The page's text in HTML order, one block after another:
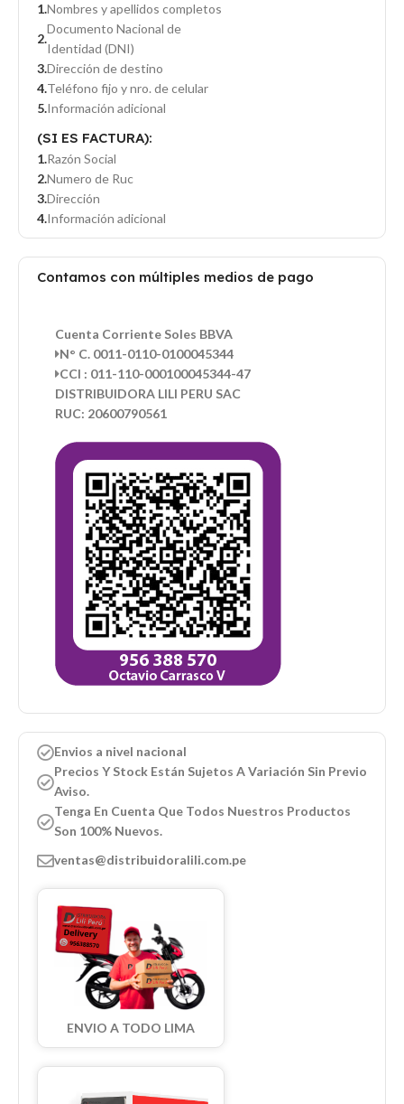
Nombres y apellidos completos
Documento Nacional de
Identidad (DNI)
Dirección de destino
Teléfono fijo y nro. de celular
Información adicional
(SI ES FACTURA):
Razón Social
Numero de Ruc
Dirección
Información adicional
Contamos con múltiples medios de pago
Cuenta Corriente Soles BBVA
N° C. 0011-0110-0100045344
CCI : 011-110-000100045344-47
DISTRIBUIDORA LILI PERU SAC
RUC: 20600790561
Envios a nivel nacional
Precios Y Stock Están Sujetos A Variación Sin Previo
Aviso.
Tenga En Cuenta Que Todos Nuestros Productos
Son 100% Nuevos.
ventas@distribuidoralili.com.pe
ENVIO A TODO LIMA